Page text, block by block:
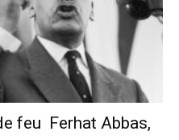
feu Ferhat Abbas,